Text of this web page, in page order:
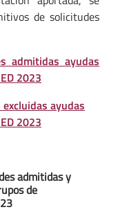
de solicitudes
admitidas ayudas
2023
ayudas
2023
admitidas y
de